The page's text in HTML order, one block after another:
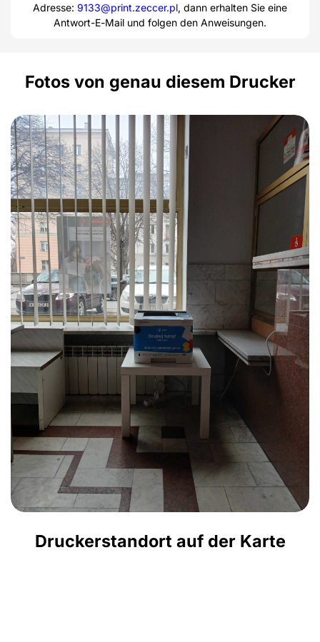
Adresse: 9133@print.zeccer.pl, dann erhalten Sie eine
Antwort-E-Mail und folgen den Anweisungen.
Fotos von genau diesem Drucker
Druckerstandort auf der Karte